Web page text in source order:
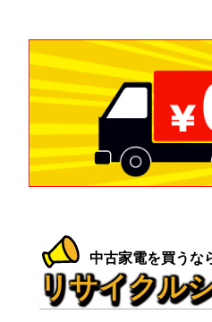
中古家電を買うな
リサイクル